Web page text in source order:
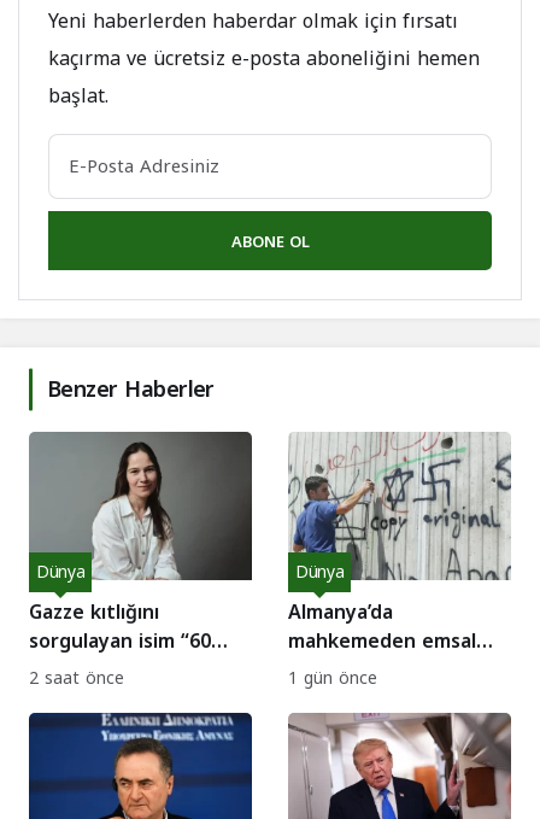
Yeni haberlerden haberdar olmak için fırsatı
kaçırma ve ücretsiz e-posta aboneliğini hemen
başlat.
ABONE OL
Benzer Haberler
Gazze kıtlığını
sorgulayan isim “60
Minutes” kadrosunda:
Dünya
2 saat önce
Almanya’da
mahkemeden emsal
karar: İsrail’i Nazizm ile
kıyaslamak suç değil
Dünya
1 gün önce